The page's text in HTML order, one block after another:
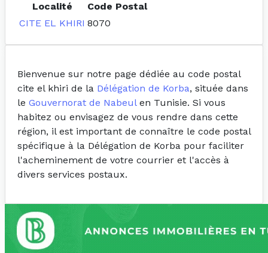
Localité
Code Postal
CITE EL KHIRI 8070
Bienvenue sur notre page dédiée au code postal
cite el khiri de la Délégation de Korba, située dans
le Gouvernorat de Nabeulen Tunisie. Si vous
habitez ou envisagez de vous rendre dans cette
région, il est important de connaître le code postal
spécifique à la Délégation de Korba pour faciliter
l'acheminement de votre courrier et l'accès à
divers services postaux.